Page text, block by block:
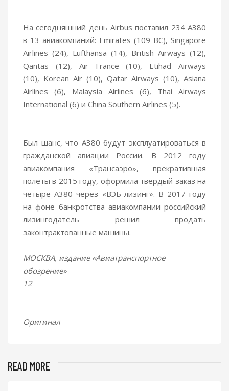
На сегодняшний день Airbus поставил 234 A380
в 13 авиакомпаний: Emirates (109 ВС), Singapore
Airlines (24), Lufthansa (14), British Airways (12),
Qantas (12), Air France (10), Etihad Airways
(10), Korean Air (10), Qatar Airways (10), Asiana
Airlines (6), Malaysia Airlines (6), Thai Airways
International (6) и China Southern Airlines (5).
Был шанс, что A380 будут эксплуатироваться в
гражданской авиации России. В 2012 году
авиакомпания «Трансаэро», прекратившая
полеты в 2015 году, оформила твердый заказ на
четыре A380 через «ВЭБ-лизинг». В 2017 году
на фоне банкротства авиакомпании российский
лизингодатель решил продать
законтрактованные машины.
МОСКВА, издание «Авиатранспортное
обозрение»
12
Оригинал
READ MORE